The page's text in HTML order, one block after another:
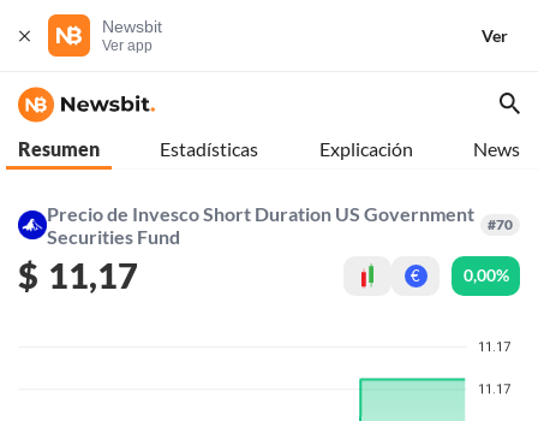
Newsbit
Ver app
Ver
Resumen Estadísticas Explicación News
Precio de Invesco Short Duration US Government
Securities Fund
#70
$ 11,17 € 0,00%